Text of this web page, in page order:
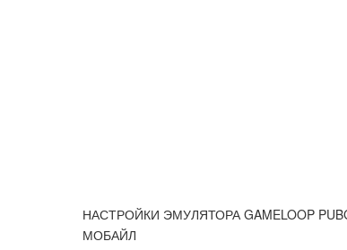
НАСТРОЙКИ ЭМУЛЯТОРА GAMELOOP
МОБАЙЛ